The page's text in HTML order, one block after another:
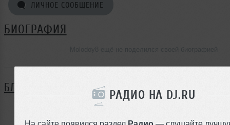
РАДИО НА DJ.RU
На сайте появился раздел Радио — слушайте
ЛИЧНОЕ СООБЩЕНИЕ
БИОГРАФИЯ
БЛОГ